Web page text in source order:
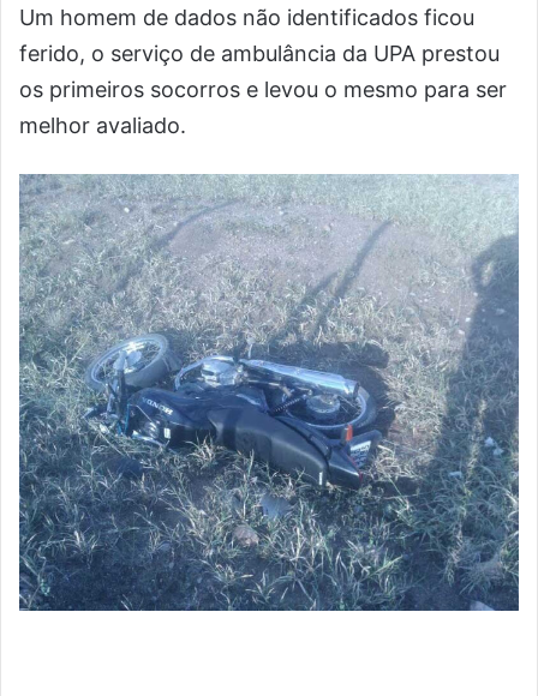
Um homem de dados não identificados ficou
ferido, o serviço de ambulância da UPA prestou
os primeiros socorros e levou o mesmo para ser
melhor avaliado.